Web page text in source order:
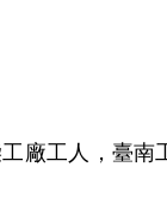
廠工人，臺南